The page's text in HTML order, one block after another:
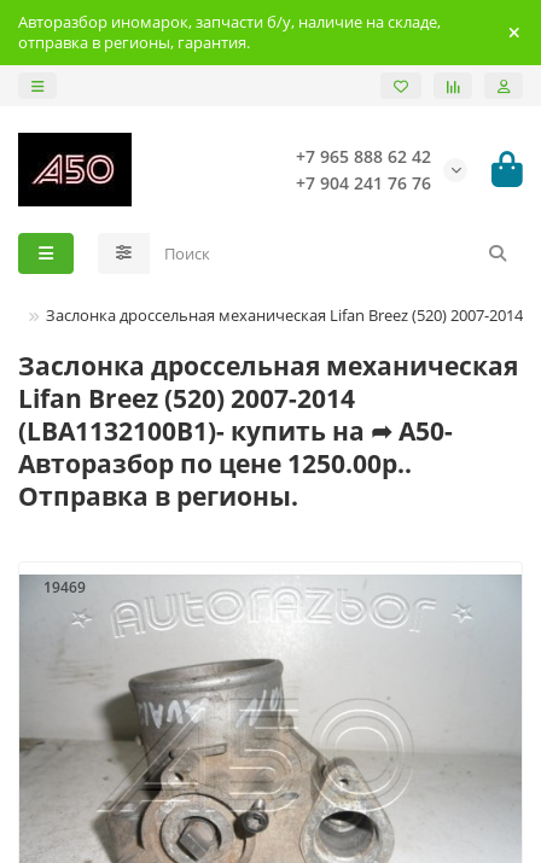
Авторазбор иномарок, запчасти б/у, наличие на складе,
отправка в регионы, гарантия.
+7 965 888 62 42
+7 904 241 76 76
Заслонка дроссельная механическая Lifan Breez (520) 2007-2014
Заслонка дроссельная механическая
Lifan Breez (520) 2007-2014
(LBA1132100B1)- купить на ➦ А50-
Авторазбор по цене 1250.00р..
Отправка в регионы.
19469